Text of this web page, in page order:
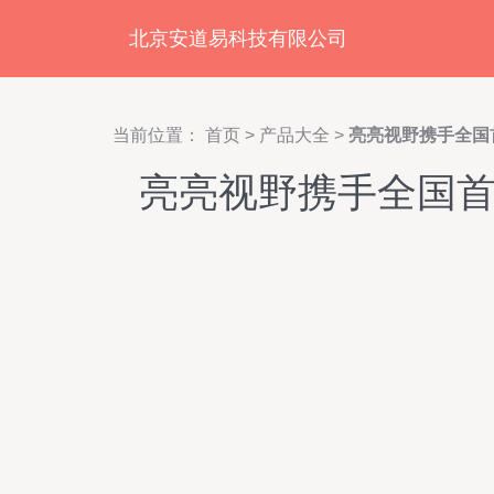
北京安道易科技有限公司
当前位置： 首页 > 产品大全 > 亮亮视野携手全
亮亮视野携手全国